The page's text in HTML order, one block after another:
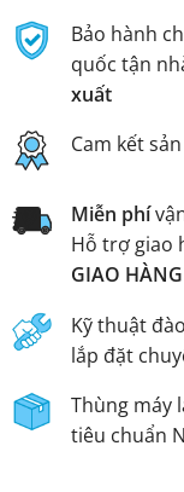
Bảo hành
quốc tận
xuất
Cam kết
Miễn phí
Hỗ trợ giao
GIAO
Kỹ thuật
lắp đặt
Thùng máy
tiêu chuẩn